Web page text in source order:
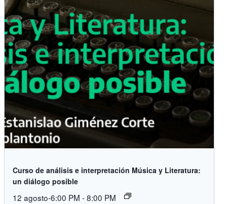
Curso de análisis e interpretación Música y Literatura:
un diálogo posible
12 agosto-6:00 PM -8:00 PM